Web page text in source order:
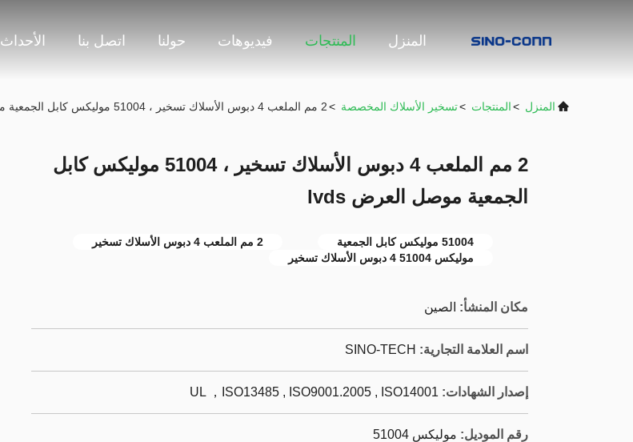
المنزل المنتجات فيديوهات حولنا اتصل بنا الأحداث
المنزل >المنتجات >تسخير الأسلاك المخصصة >2 مم الملعب 4 دبوس الأسلاك تسخير ، 51004 موليكس كابل الجمعية موصل العرض lvds
2 مم الملعب 4 دبوس الأسلاك تسخير ، 51004 موليكس كابل
الجمعية موصل العرض lvds
51004 موليكس كابل الجمعية
2 مم الملعب 4 دبوس الأسلاك تسخير
موليكس 51004 4 دبوس الأسلاك تسخير
مكان المنشأ: الصين
اسم العلامة التجارية: SINO-TECH
إصدار الشهادات: UL ，ISO13485 , ISO9001.2005 , ISO14001
رقم الموديل: موليكس 51004